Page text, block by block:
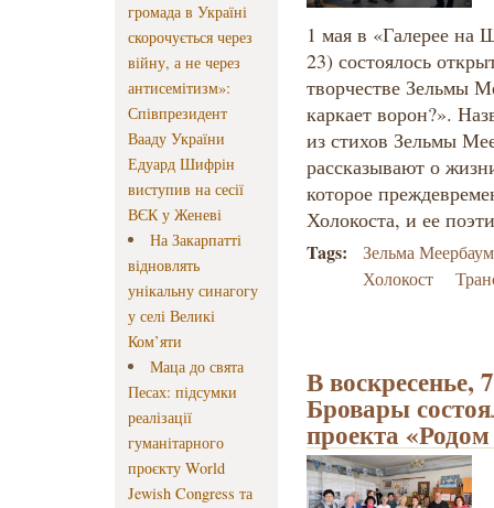
громада в Україні
скорочується через
війну, а не через
антисемітизм»:
Співпрезидент
Вааду України
Едуард Шифрін
виступив на сесії
ВЄК у Женеві
На Закарпатті
відновлять
унікальну синагогу
у селі Великі
Ком’яти
Маца до свята
Песах: підсумки
реалізації
гуманітарного
проєкту World
Jewish Congress та
1 мая в «Галерее на
23) состоялось
творчестве Зельмы
каркает ворон?».
из стихов Зельмы
рассказывают о
которое
Холокоста, и ее
Tags:
Зельма Меербаум
Холокост
В воскресенье,
Бровары
проекта